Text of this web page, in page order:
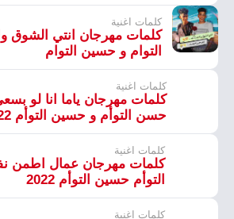
كلمات اغنية
كلمات مهرجان انتي الشوق
التوام و حسين التوام
كلمات اغنية
كلمات مهرجان ياما انا لو
حسن التوأم و حسين التوأم 2022
كلمات اغنية
كلمات مهرجان عمال اطمن
التوأم حسين التوأم 2022
كلمات اغنية